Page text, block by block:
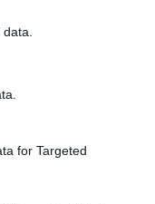
for Targeted